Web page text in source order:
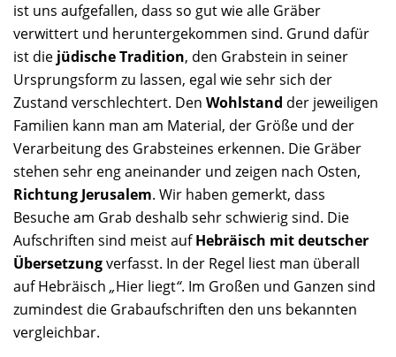
ist uns aufgefallen, dass so gut wie alle Gräber
verwittert und heruntergekommen sind. Grund dafür
ist die jüdische Tradition, den Grabstein in seiner
Ursprungsform zu lassen, egal wie sehr sich der
Zustand verschlechtert. Den Wohlstand der jeweiligen
Familien kann man am Material, der Größe und der
Verarbeitung des Grabsteines erkennen. Die Gräber
stehen sehr eng aneinander und zeigen nach Osten,
Richtung Jerusalem. Wir haben gemerkt, dass
Besuche am Grab deshalb sehr schwierig sind. Die
Aufschriften sind meist aufHebräisch mit deutscher
Übersetzungverfasst. In der Regel liest man überall
auf Hebräisch „Hier liegt“. Im Großen und Ganzen sind
zumindest die Grabaufschriften den uns bekannten
vergleichbar.